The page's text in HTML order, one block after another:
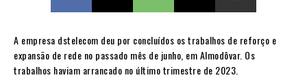
A empresa dstelecom deu por concluídos os trabalhos de reforço e
expansão de rede no passado mês de junho, em Almodôvar. Os
trabalhos haviam arrancado no último trimestre de 2023.